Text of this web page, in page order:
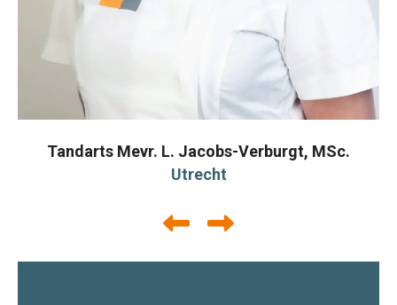
Tandarts Mevr. L. Jacobs-Verburgt, MSc.
Utrecht